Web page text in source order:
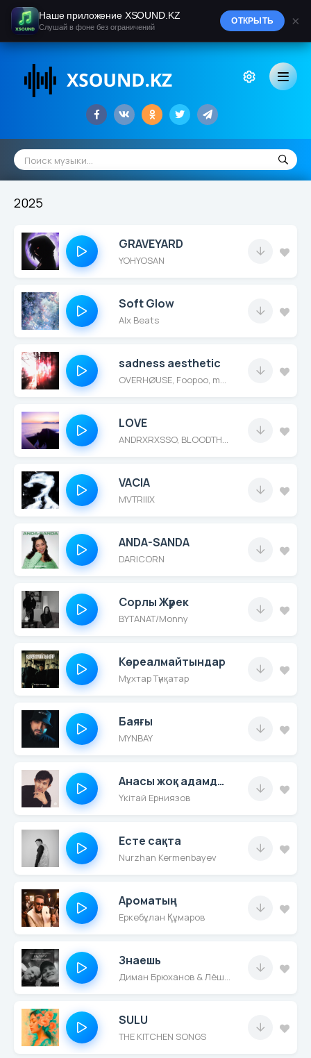
2025
GRAVEYARD
YOHYOSAN
Soft Glow
Alx Beats
sadness aesthetic
OVERHØUSE, Foopoo, mellyday
LOVE
ANDRXRXSSO, BLOODTHXRN
VACIA
MVTRIIIX
ANDA-SANDA
DARICORN
Сорлы Жүрек
BYTANAT/Monny
Көреалмайтындар
Мұхтар Түнқатар
Баяғы
MYNBAY
Анасы жоқ адамдар
Үкітай Ерниязов
Есте сақта
Nurzhan Kermenbayev
Ароматың
Еркебұлан Құмаров
Знаешь
Диман Брюханов & Лёша Стелит
SULU
THE KITCHEN SONGS
Наше приложение XSOUND.KZ
Слушай в фоне без ограничений
ОТКРЫТЬ ×